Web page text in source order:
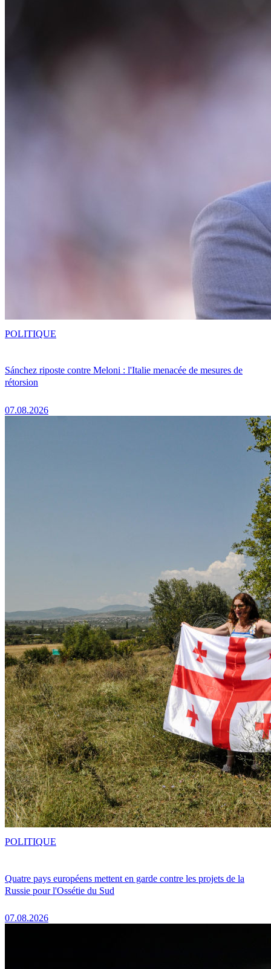
Sánchez riposte contre Meloni : l'Italie menacée de mesures de
rétorsion
07.08.2026
POLITIQUE
Quatre pays européens mettent en garde contre les projets de la
Russie pour l'Ossétie du Sud
07.08.2026
POLITIQUE